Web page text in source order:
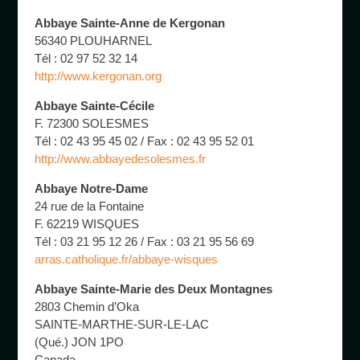
Abbaye Sainte-Anne de Kergonan
56340 PLOUHARNEL
Tél : 02 97 52 32 14
http://www.kergonan.org
Abbaye Sainte-Cécile
F. 72300 SOLESMES
Tél : 02 43 95 45 02 / Fax : 02 43 95 52 01
http://www.abbayedesolesmes.fr
Abbaye Notre-Dame
24 rue de la Fontaine
F. 62219 WISQUES
Tél : 03 21 95 12 26 / Fax : 03 21 95 56 69
arras.catholique.fr/abbaye-wisques
Abbaye Sainte-Marie des Deux Montagnes
2803 Chemin d’Oka
SAINTE-MARTHE-SUR-LE-LAC
(Qué.) JON 1PO